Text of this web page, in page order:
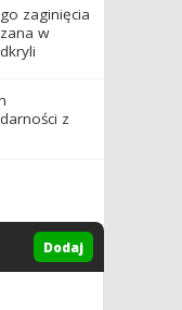
zaginięcia
w
z
Dodaj